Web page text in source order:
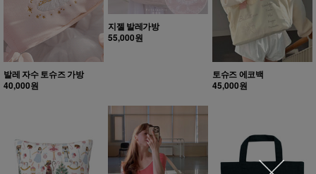
발레 자수 토슈즈 가방
40,000원
지젤 발레가방
55,000원
토슈즈 에코백
45,000원